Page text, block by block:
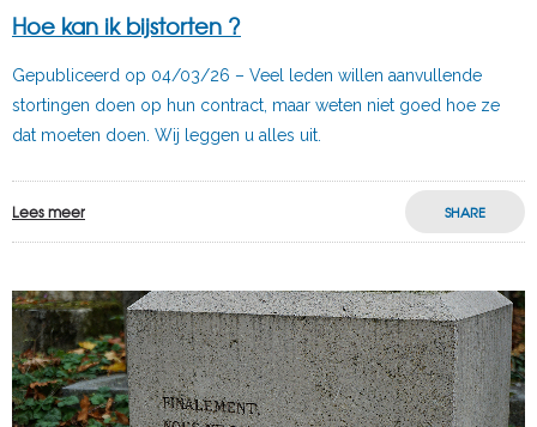
Hoe kan ik bijstorten ?
Gepubliceerd op 04/03/26 – Veel leden willen aanvullende
stortingen doen op hun contract, maar weten niet goed hoe ze
dat moeten doen. Wij leggen u alles uit.
Lees meer SHARE